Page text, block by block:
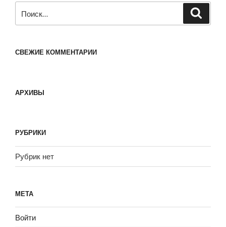
СВЕЖИЕ КОММЕНТАРИИ
АРХИВЫ
РУБРИКИ
Рубрик нет
МЕТА
Войти